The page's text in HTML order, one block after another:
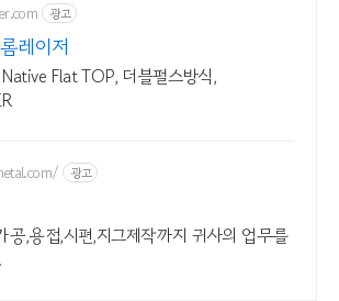
광고
레이저
Flat TOP, 더블펄스방식,
광고
공,용접,시편,지그제작까지 귀사의 업무를